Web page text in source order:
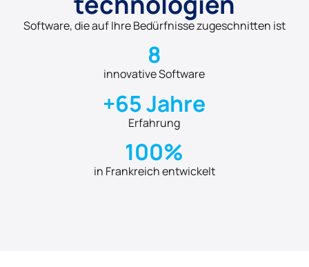
Software, die auf Ihre Bedürfnisse zugeschnitten ist
8
innovative Software
+65 Jahre
Erfahrung
100%
in Frankreich entwickelt